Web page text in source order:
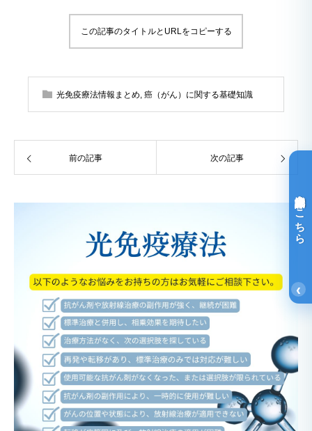
この記事のタイトルとURLをコピーする
光免疫療法情報まとめ 癌（がん）に関する基礎知識
前の記事 次の記事
‹
光免疫療法詳細はこちら